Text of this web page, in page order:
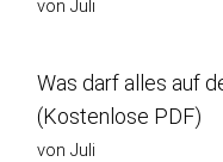
von Juli
Was darf alles auf
(Kostenlose PDF)
von Juli